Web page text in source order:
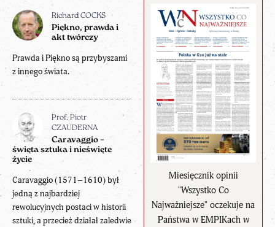
Miesięcznik opinii
"Wszystko Co
Najważniejsze" oczekuje na
Państwa w EMPIKach w
Richard COCKS
Piękno, prawda i
akt twórczy
Prawda i Piękno są przybyszami
z innego świata.
Prof. Piotr
CZAUDERNA
Caravaggio –
święta sztuka i nieświęte
życie
Caravaggio (1571–1610) był
jedną z najbardziej
rewolucyjnych postaci w historii
sztuki, a przecież działał zaledwie